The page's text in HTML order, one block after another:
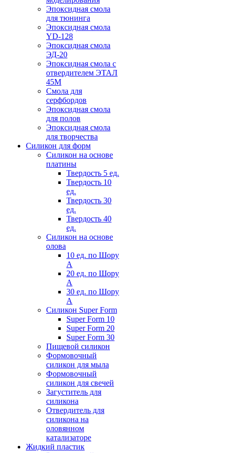
Эпоксидная смола
для тюнинга
Эпоксидная смола
YD-128
Эпоксидная смола
ЭД-20
Эпоксидная смола с
отвердителем ЭТАЛ
45М
Смола для
серфбордов
Эпоксидная смола
для полов
Эпоксидная смола
для творчества
Силикон для форм
Силикон на основе
платины
Твердость 5 ед.
Твердость 10
ед.
Твердость 30
ед.
Твердость 40
ед.
Силикон на основе
олова
10 ед. по Шору
А
20 ед. по Шору
А
30 ед. по Шору
А
Силикон Super Form
Super Form 10
Super Form 20
Super Form 30
Пищевой силикон
Формовочный
силикон для мыла
Формовочный
силикон для свечей
Загуститель для
силикона
Отвердитель для
силикона на
оловянном
катализаторе
Жидкий пластик